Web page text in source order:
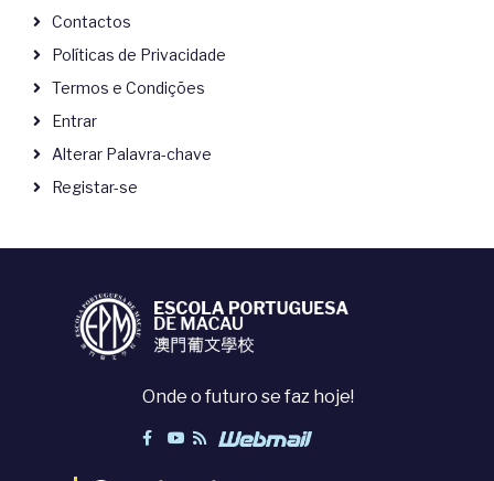
Contactos
Políticas de Privacidade
Termos e Condições
Entrar
Alterar Palavra-chave
Registar-se
Onde o futuro se faz hoje!